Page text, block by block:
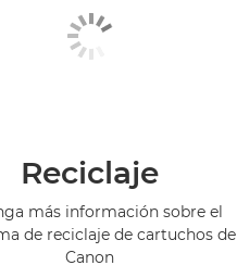
Reciclaje
más información sobre el
de reciclaje de cartuchos de
Canon